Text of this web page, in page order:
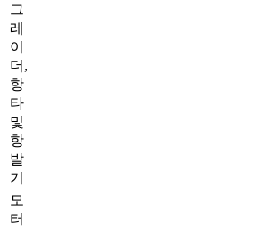
그
레
이
더,
항
타
및
항
발
기
모
터